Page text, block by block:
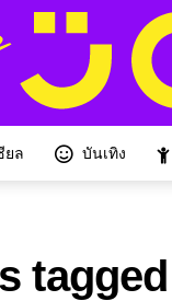
ยล บันเทิง